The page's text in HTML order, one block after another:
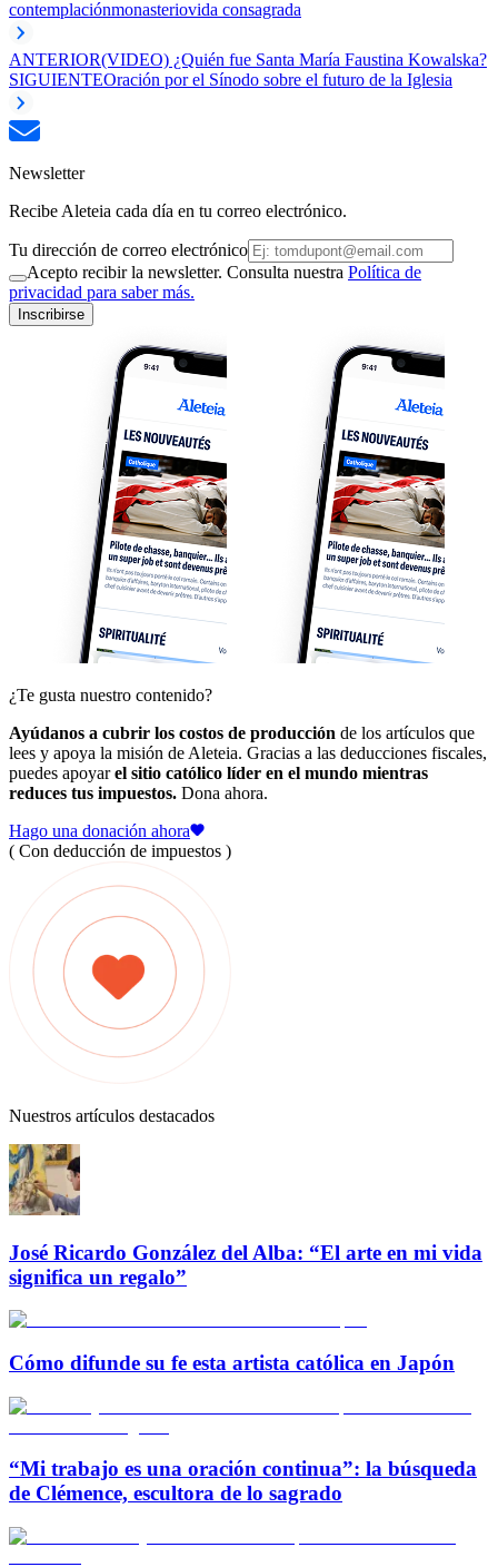
contemplaciónmonasteriovida consagrada
ANTERIOR(VIDEO) ¿Quién fue Santa María Faustina Kowalska?
SIGUIENTEOración por el Sínodo sobre el futuro de la Iglesia
Newsletter
Recibe Aleteia cada día en tu correo electrónico.
Tu dirección de correo electrónico
Acepto recibir la newsletter. Consulta nuestra Política de
privacidad para saber más.
Inscribirse
¿Te gusta nuestro contenido?
Ayúdanos a cubrir los costos de producción de los artículos que
lees y apoya la misión de Aleteia. Gracias a las deducciones fiscales,
puedes apoyarel sitio católico líder en el mundo mientras
reduces tus impuestos. Dona ahora.
Hago una donación ahora
( Con deducción de impuestos )
Nuestros artículos destacados
José Ricardo González del Alba: “El arte en mi vida
significa un regalo”
Cómo difunde su fe esta artista católica en Japón
“Mi trabajo es una oración continua”: la búsqueda
de Clémence, escultora de lo sagrado